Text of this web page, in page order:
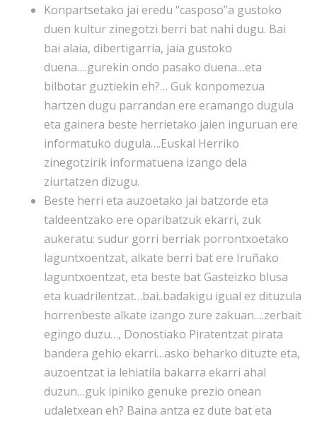
Konpartsetako jai eredu “casposo”a gustoko
duen kultur zinegotzi berri bat nahi dugu. Bai
bai alaia, dibertigarria, jaia gustoko
duena….gurekin ondo pasako duena…eta
bilbotar guztiekin eh?… Guk konpomezua
hartzen dugu parrandan ere eramango dugula
eta gainera beste herrietako jaien inguruan ere
informatuko dugula….Euskal Herriko
zinegotzirik informatuena izango dela
ziurtatzen dizugu.
Beste herri eta auzoetako jai batzorde eta
taldeentzako ere oparibatzuk ekarri, zuk
aukeratu: sudur gorri berriak porrontxoetako
laguntxoentzat, alkate berri bat ere Iruñako
laguntxoentzat, eta beste bat Gasteizko blusa
eta kuadrilentzat…bai..badakigu igual ez dituzula
horrenbeste alkate izango zure zakuan….zerbait
egingo duzu…, Donostiako Piratentzat pirata
bandera gehio ekarri…asko beharko dituzte eta,
auzoentzat ia lehiatila bakarra ekarri ahal
duzun…guk ipiniko genuke prezio onean
udaletxean eh? Baina antza ez dute bat eta